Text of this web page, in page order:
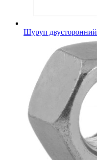
Шуруп двусторонний